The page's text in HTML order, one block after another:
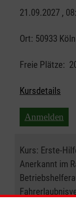
21.09.2027 ,
Ort: 50933 Köln
Freie Plätze:
Kursdetails
Anmelden
Kurs: Erste-
Anerkannt im